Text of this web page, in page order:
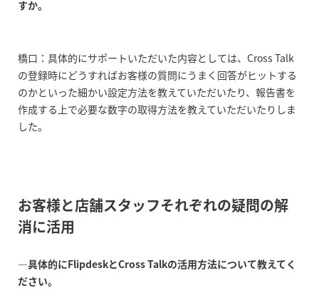
すか。
橋口：具体的にサポートいただいた内容としては、Cross Talk
の登録時にどうすればお客様の質問にうまく回答がヒットする
のかといった細かい設定方法を教えていただいたり、報告書を
作成する上で必要な数字の取得方法を教えていただいたりしま
した。
お客様と店舗スタッフそれぞれの疑問の解
消に活用
―具体的にFlipdeskとCross Talkの活用方法について教えてく
ださい。